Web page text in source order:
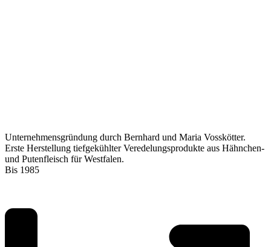
Unternehmensgründung durch Bernhard und Maria Vosskötter.
Erste Herstellung tiefgekühlter Veredelungsprodukte aus Hähnchen-
und Putenfleisch für Westfalen.
Bis 1985